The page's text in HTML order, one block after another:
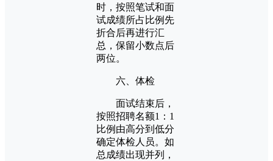
时，按照笔试和面
试成绩所占比例先
折合后再进行汇
总，保留小数点后
两位。
六、体检
面试结束后，
按照招聘名额1：1
比例由高分到低分
确定体检人员。如
总成绩出现并列，